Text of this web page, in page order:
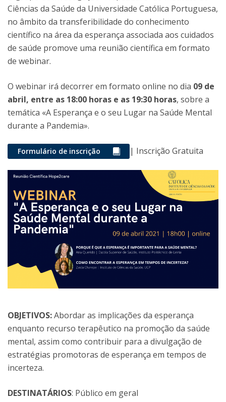
Ciências da Saúde da Universidade Católica Portuguesa,
no âmbito da transferibilidade do conhecimento
científico na área da esperança associada aos cuidados
de saúde promove uma reunião científica em formato
de webinar.
O webinar irá decorrer em formato online no dia 09 de
abril, entre as 18:00 horas e as 19:30 horas, sobre a
temática «A Esperança e o seu Lugar na Saúde Mental
durante a Pandemia».
Formulário de inscrição | Inscrição Gratuita
OBJETIVOS:Abordar as implicações da esperança
enquanto recurso terapêutico na promoção da saúde
mental, assim como contribuir para a divulgação de
estratégias promotoras de esperança em tempos de
incerteza.
DESTINATÁRIOS: Público em geral